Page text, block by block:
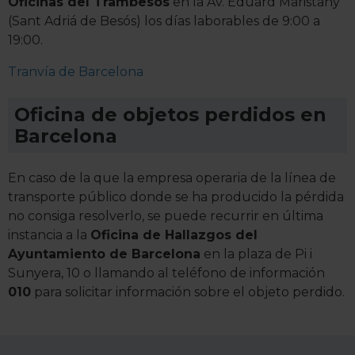
permite financiar nuestra actividad para mantener activa
esta página web sin coste para nuestros usuarios.
navegación aceptando la instalación de todas las
permiten tanto el seguimiento y análisis de tu
comportamiento dentro del sitio web, así como
y contenido personalizado en función del mismo. Tienes
también la opción de continuar pulsando la opción
Rechazar
en cuyo caso no se instalará ninguna cookie
salvo las estrictamente necesarias para el normal
funcionamiento del sitio web. En la sección
Política de
puedes consultar más información, modificar
tus preferencias y retirar tu consentimiento en cualquier
(Sant Adriá de Besós) los días laborables de 9:00 a
19:00.
Tranvía de Barcelona
Oficina de objetos perdidos en
Barcelona
En caso de la que la empresa operaria de la línea de
transporte público donde se ha producido la pérdida
no consiga resolverlo, se puede recurrir en última
instancia a la Oficina de Hallazgos del
Ayuntamiento de Barcelona en la plaza de Pi i
Sunyera, 10 o llamando al teléfono de información
010 para solicitar información sobre el objeto perdido.